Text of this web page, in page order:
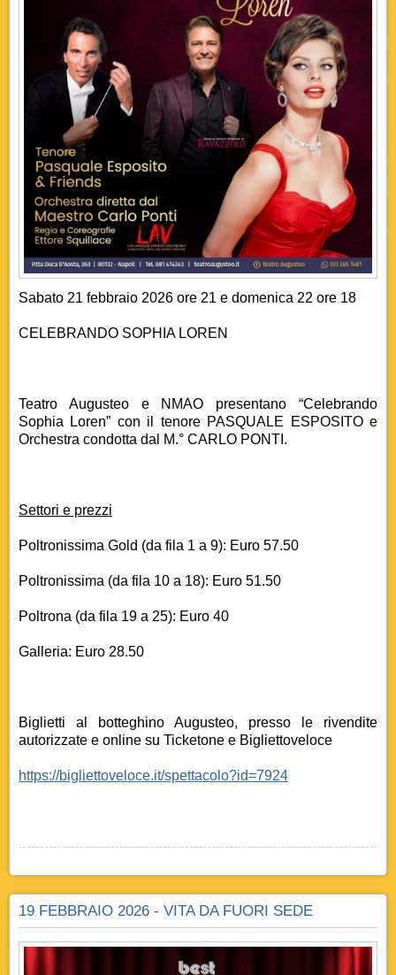
Sabato 21 febbraio 2026 ore 21 e domenica 22 ore 18
CELEBRANDO SOPHIA LOREN
Teatro Augusteo e NMAO presentano “Celebrando
Sophia Loren” con il tenore PASQUALE ESPOSITO e
Orchestra condotta dal M.° CARLO PONTI.
Settori e prezzi
Poltronissima Gold (da fila 1 a 9): Euro 57.50
Poltronissima (da fila 10 a 18): Euro 51.50
Poltrona (da fila 19 a 25): Euro 40
Galleria: Euro 28.50
Biglietti al botteghino Augusteo, presso le rivendite
autorizzate e online su Ticketone e Bigliettoveloce
https://bigliettoveloce.it/spettacolo?id=7924
19 FEBBRAIO 2026 - VITA DA FUORI SEDE